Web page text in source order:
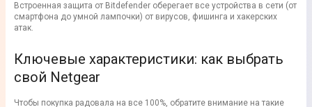
Встроенная защита от Bitdefender оберегает все устройства в сети (от
смартфона до умной лампочки) от вирусов, фишинга и хакерских
атак.
Ключевые характеристики: как выбрать
свой Netgear
Чтобы покупка радовала на все 100%, обратите внимание на такие